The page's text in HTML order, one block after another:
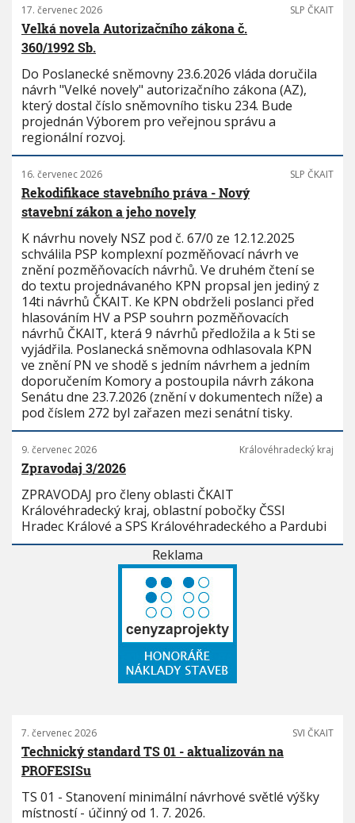
17. červenec 2026 SLP ČKAIT
Velká novela Autorizačního zákona č.
360/1992 Sb.
Do Poslanecké sněmovny 23.6.2026 vláda doručila
návrh "Velké novely" autorizačního zákona (AZ),
který dostal číslo sněmovního tisku 234. Bude
projednán Výborem pro veřejnou správu a
regionální rozvoj.
16. červenec 2026 SLP ČKAIT
Rekodifikace stavebního práva - Nový
stavební zákon a jeho novely
K návrhu novely NSZ pod č. 67/0 ze 12.12.2025
schválila PSP komplexní pozměňovací návrh ve
znění pozměňovacích návrhů. Ve druhém čtení se
do textu projednávaného KPN propsal jen jediný z
14ti návrhů ČKAIT. Ke KPN obdrželi poslanci před
hlasováním HV a PSP souhrn pozměňovacích
návrhů ČKAIT, která 9 návrhů předložila a k 5ti se
vyjádřila. Poslanecká sněmovna odhlasovala KPN
ve znění PN ve shodě s jedním návrhem a jedním
doporučením Komory a postoupila návrh zákona
Senátu dne 23.7.2026 (znění v dokumentech níže) a
pod číslem 272 byl zařazen mezi senátní tisky.
9. červenec 2026 Královéhradecký kraj
Zpravodaj 3/2026
ZPRAVODAJ pro členy oblasti ČKAIT
Královéhradecký kraj, oblastní pobočky ČSSI
Hradec Králové a SPS Královéhradeckého a Pardubi
Reklama
7. červenec 2026 SVI ČKAIT
Technický standard TS 01 - aktualizován na
PROFESISu
TS 01 - Stanovení minimální návrhové světlé výšky
místností - účinný od 1. 7. 2026.